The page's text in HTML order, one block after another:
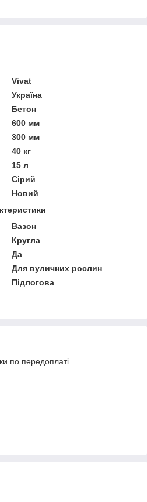
Vivat
Україна
Бетон
600 мм
300 мм
40 кг
15 л
Сірий
Новий
Вазон
Кругла
Да
Для вуличних рослин
Підлогова
по передоплаті.